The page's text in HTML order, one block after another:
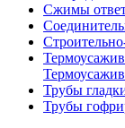
Сжимы
Трубы
Трубы